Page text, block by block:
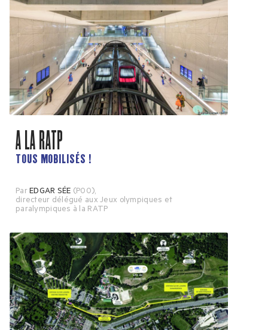
A LA RATP
TOUS MOBILISÉS !
ParEDGAR SÉE (P00),
directeur délégué aux Jeux olympiques et
paralympiques à la RATP